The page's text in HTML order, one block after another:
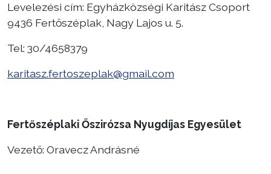
Levelezési cím: Egyházközségi Karitász Csoport
9436 Fertőszéplak, Nagy Lajos u. 5.
Tel: 30/4658379
karitasz.fertoszeplak@gmail.com
Fertőszéplaki Őszirózsa Nyugdíjas Egyesület
Vezető: Oravecz Andrásné